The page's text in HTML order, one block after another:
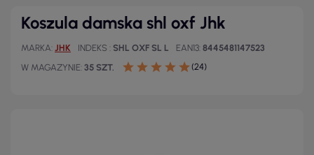
Koszula damska shl oxf Jhk
MARKA JHK INDEKS SHL OXF SL L EAN13 8445481147523
W MAGAZYNIE 35 SZT. (24)